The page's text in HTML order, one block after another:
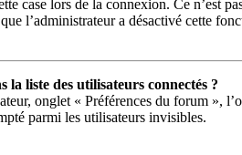
case lors de la connexion. Ce n’est
l’administrateur a désactivé cette
liste des utilisateurs connectés ?
onglet « Préférences du forum »,
parmi les utilisateurs invisibles.